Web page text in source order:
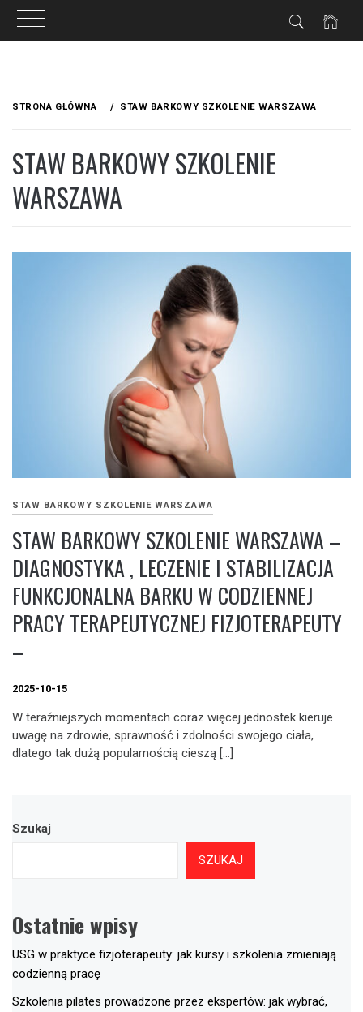
STRONA GŁÓWNA STAW BARKOWY SZKOLENIE WARSZAWA
STAW BARKOWY SZKOLENIE
WARSZAWA
STAW BARKOWY SZKOLENIE WARSZAWA
STAW BARKOWY SZKOLENIE WARSZAWA –
DIAGNOSTYKA , LECZENIE I STABILIZACJA
FUNKCJONALNA BARKU W CODZIENNEJ
PRACY TERAPEUTYCZNEJ FIZJOTERAPEUTY
–
2025-10-15
W teraźniejszych momentach coraz więcej jednostek kieruje
uwagę na zdrowie, sprawność i zdolności swojego ciała,
dlatego tak dużą popularnością cieszą […]
Szukaj
SZUKAJ
Ostatnie wpisy
USG w praktyce fizjoterapeuty: jak kursy i szkolenia zmieniają
codzienną pracę
Szkolenia pilates prowadzone przez ekspertów: jak wybrać,